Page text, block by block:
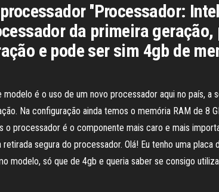
''Processador:
da primeira
e pode ser sim 4gb de
é o uso de um novo processador aqui no país,
Na configuração ainda temos o memória RAM de 8
processador é o componente mais caro e mais
segura do processador. Olá! Eu tenho uma
modelo, só que de 4gb e queria saber se consigo